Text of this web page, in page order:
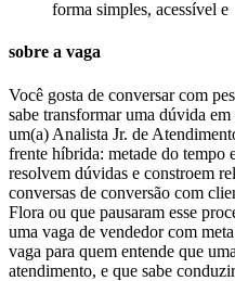
forma simples, acessível e
sobre a vaga
Você gosta de conversar com
sabe transformar uma dúvida
um(a) Analista Jr. de
frente híbrida: metade do tempo
resolvem dúvidas e constroem
conversas de conversão com
Flora ou que pausaram esse
uma vaga de vendedor com
vaga para quem entende que
atendimento, e que sabe